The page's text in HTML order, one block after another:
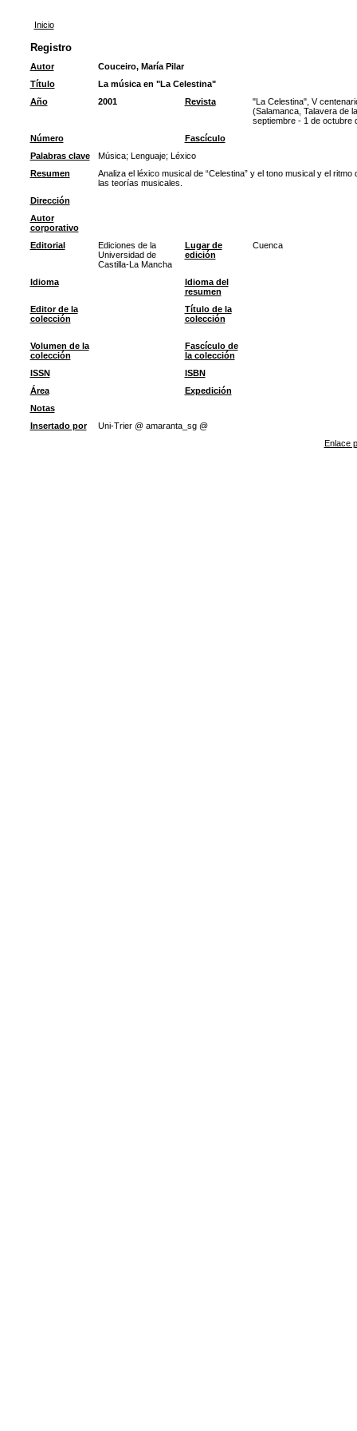
Inicio
Registro
Autor
Couceiro, María Pilar
Título
La música en "La Celestina"
Año
2001 Revista
"La Celestina", V
(Salamanca, Talavera de
septiembre - 1 de octubre
Número
Fascículo
Palabras clave
Música; Lenguaje; Léxico
Resumen
Analiza el léxico musical de “Celestina” y el tono musical y el
las teorías musicales.
Dirección
Autor
corporativo
Editorial
Ediciones de la
Universidad de
Castilla-La Mancha
Lugar de
edición
Cuenca
Idioma
Idioma del
resumen
Editor de la
colección
Título de la
colección
Volumen de la
colección
Fascículo de
la colección
ISSN
ISBN
Área
Expedición
Notas
Insertado por
Uni-Trier @ amaranta_sg @
Enlace